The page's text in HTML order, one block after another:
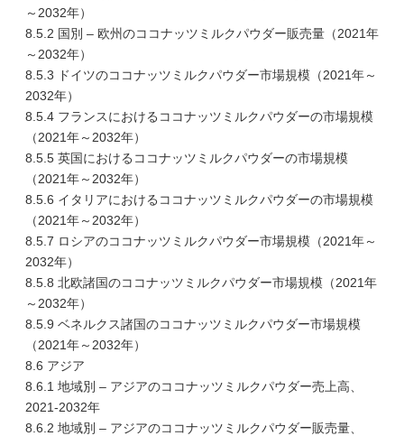
～2032年）
8.5.2 国別 – 欧州のココナッツミルクパウダー販売量（2021年
～2032年）
8.5.3 ドイツのココナッツミルクパウダー市場規模（2021年～
2032年）
8.5.4 フランスにおけるココナッツミルクパウダーの市場規模
（2021年～2032年）
8.5.5 英国におけるココナッツミルクパウダーの市場規模
（2021年～2032年）
8.5.6 イタリアにおけるココナッツミルクパウダーの市場規模
（2021年～2032年）
8.5.7 ロシアのココナッツミルクパウダー市場規模（2021年～
2032年）
8.5.8 北欧諸国のココナッツミルクパウダー市場規模（2021年
～2032年）
8.5.9 ベネルクス諸国のココナッツミルクパウダー市場規模
（2021年～2032年）
8.6 アジア
8.6.1 地域別 – アジアのココナッツミルクパウダー売上高、
2021-2032年
8.6.2 地域別 – アジアのココナッツミルクパウダー販売量、